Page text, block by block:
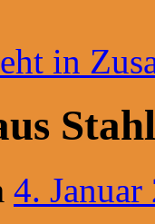
in
4. Januar